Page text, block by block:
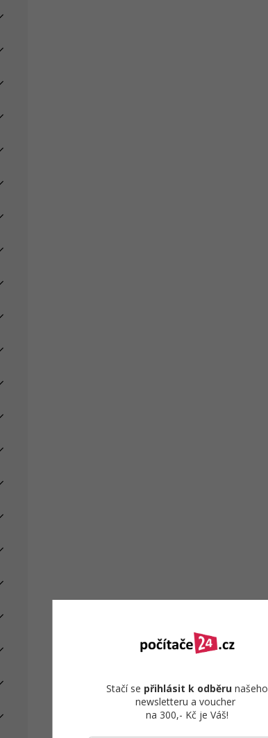
Stačí se přihlásit k odběrunašeho
newsletteru a voucher
na 300,- Kč je Váš!